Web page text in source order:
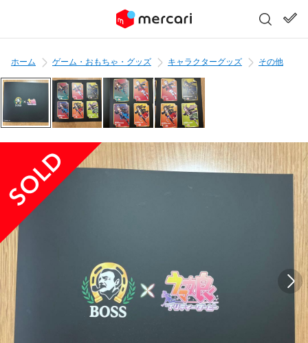
ホーム ゲーム・おもちゃ・グッズ キャラクターグッズ その他